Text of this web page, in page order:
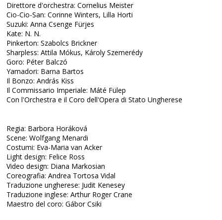
Direttore d'orchestra: Cornelius Meister
Cio-Cio-San: Corinne Winters, Lilla Horti
Suzuki: Anna Csenge Fürjes
Kate: N. N.
Pinkerton: Szabolcs Brickner
Sharpless: Attila Mókus, Károly Szemerédy
Goro: Péter Balczó
Yamadori: Barna Bartos
Il Bonzo: András Kiss
Il Commissario Imperiale: Máté Fülep
Con l'Orchestra e il Coro dell'Opera di Stato Ungherese
Regia: Barbora Horáková
Scene: Wolfgang Menardi
Costumi: Eva-Maria van Acker
Light design: Felice Ross
Video design: Diana Markosian
Coreografia: Andrea Tortosa Vidal
Traduzione ungherese: Judit Kenesey
Traduzione inglese: Arthur Roger Crane
Maestro del coro: Gábor Csiki